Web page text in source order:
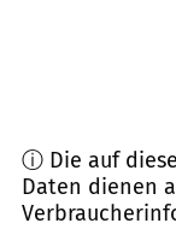
ⓘ Die auf
Daten dienen